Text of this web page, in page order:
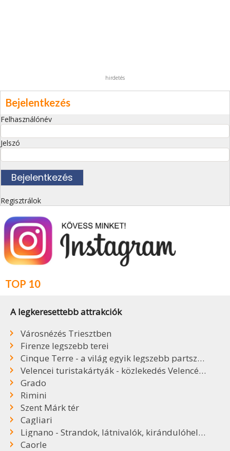
hirdetés
Bejelentkezés
Felhasználónév
Jelszó
Regisztrálok
TOP 10
A legkeresettebb attrakciók
Városnézés Triesztben
Firenze legszebb terei
Cinque Terre - a világ egyik legszebb partszakasza
Velencei turistakártyák - közlekedés Velencében
Grado
Rimini
Szent Márk tér
Cagliari
Lignano - Strandok, látnivalók, kirándulóhelyek
Caorle